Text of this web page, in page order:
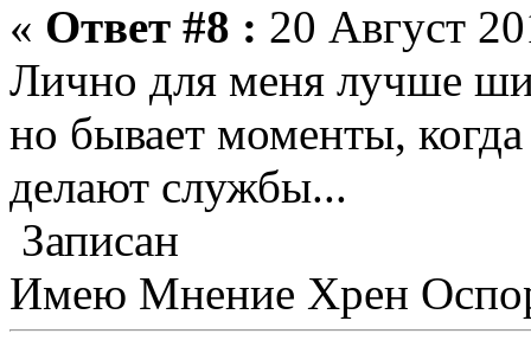
« Ответ #8 : 20 Август
Лично для меня лучше
но бывает моменты,
делают службы...
Записан
Имею Мнение Хрен